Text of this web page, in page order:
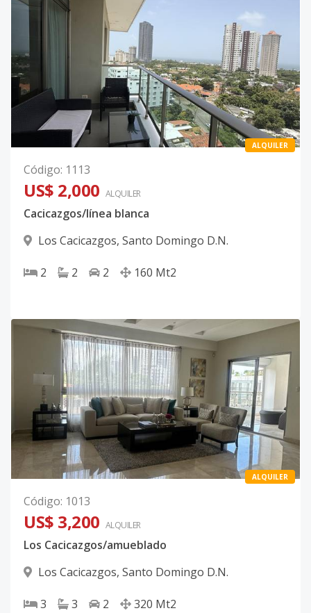
ALQUILER
Código: 1113
US$ 2,000 ALQUILER
Cacicazgos/línea blanca
Los Cacicazgos, Santo Domingo D.N.
2 2 2 160 Mt2
ALQUILER
Código: 1013
US$ 3,200 ALQUILER
Los Cacicazgos/amueblado
Los Cacicazgos, Santo Domingo D.N.
3 3 2 320 Mt2